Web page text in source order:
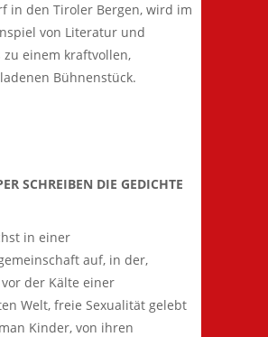
in den Tiroler Bergen, wird im
von Literatur und
zu einem kraftvollen,
Bühnenstück.
SCHREIBEN DIE GEDICHTE
in einer
auf, in der,
der Kälte einer
Welt, freie Sexualität gelebt
Kinder, von ihren